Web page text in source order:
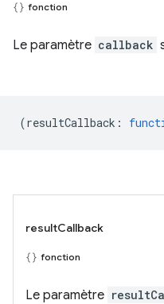
fonction
Le paramètre callback
(resultCallback :
resultCallback
fonction
Le paramètre